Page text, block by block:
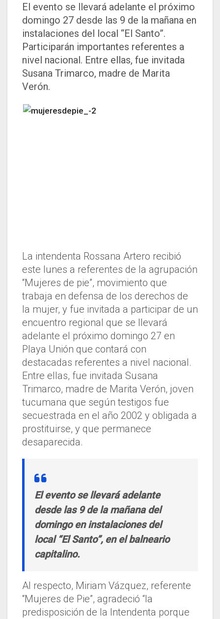
El evento se llevará adelante el próximo
domingo 27 desde las 9 de la mañana en
instalaciones del local “El Santo”.
Participarán importantes referentes a
nivel nacional. Entre ellas, fue invitada
Susana Trimarco, madre de Marita
Verón.
La intendenta Rossana Artero recibió
este lunes a referentes de la agrupación
“Mujeres de pie”, movimiento que
trabaja en defensa de los derechos de
la mujer, y fue invitada a participar de un
encuentro regional que se llevará
adelante el próximo domingo 27 en
Playa Unión que contará con
destacadas referentes a nivel nacional.
Entre ellas, fue invitada Susana
Trimarco, madre de Marita Verón, joven
tucumana que según testigos fue
secuestrada en el año 2002 y obligada a
prostituirse, y que permanece
desaparecida.
El evento se llevará adelante
desde las 9 de la mañana del
domingo en instalaciones del
local “El Santo”, en el balneario
capitalino.
Al respecto, Miriam Vázquez, referente
“Mujeres de Pie”, agradeció “la
predisposición de la Intendenta porque